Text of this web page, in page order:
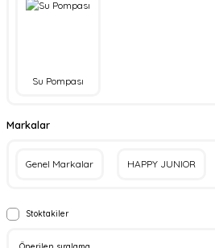
Su Pompası
Markalar
Genel Markalar HAPPY JUNIOR
Stoktakiler